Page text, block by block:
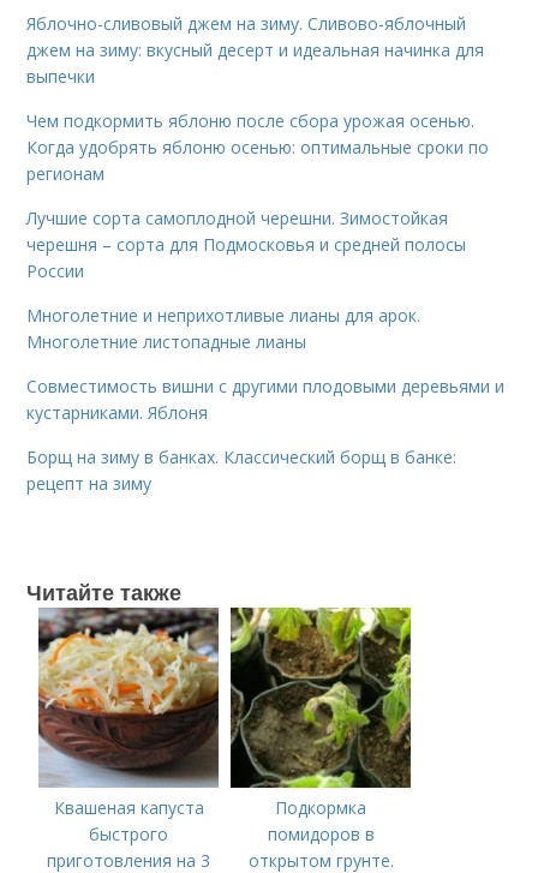
Яблочно-сливовый джем на зиму. Сливово-яблочный
джем на зиму: вкусный десерт и идеальная начинка для
выпечки
Чем подкормить яблоню после сбора урожая осенью.
Когда удобрять яблоню осенью: оптимальные сроки по
регионам
Лучшие сорта самоплодной черешни. Зимостойкая
черешня – сорта для Подмосковья и средней полосы
России
Многолетние и неприхотливые лианы для арок.
Многолетние листопадные лианы
Совместимость вишни с другими плодовыми деревьями и
кустарниками. Яблоня
Борщ на зиму в банках. Классический борщ в банке:
рецепт на зиму
Читайте также
Квашеная капуста
быстрого
приготовления на 3
Подкормка
помидоров в
открытом грунте.